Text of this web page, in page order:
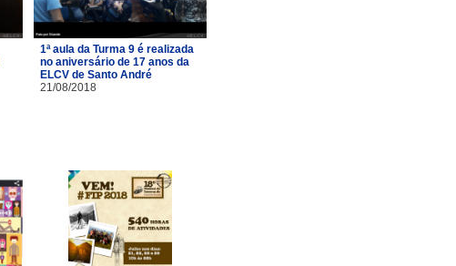
1ª aula da Turma 9 é realizada
no aniversário de 17 anos da
ELCV de Santo André
21/08/2018